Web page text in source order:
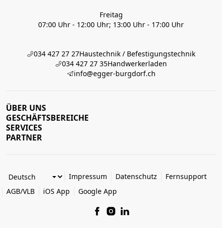
Freitag
07:00 Uhr - 12:00 Uhr; 13:00 Uhr - 17:00 Uhr
034 427 27 27Haustechnik / Befestigungstechnik
034 427 27 35Handwerkerladen
info@egger-burgdorf.ch
ÜBER UNS
GESCHÄFTSBEREICHE
SERVICES
PARTNER
Impressum Datenschutz
Fernsupport
AGB/VLB
iOS App Google App